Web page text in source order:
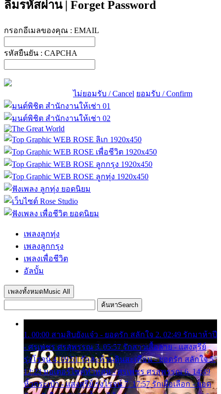
ลืมรหัสผ่าน | Forget Password
กรอกอีเมลของคุณ : EMAIL
รหัสยืนยัน : CAPCHA
ไม่ยอมรับ / Cancel ยอมรับ / Confirm
เพลงลูกทุ่ง
เพลงลูกกรุง
เพลงเพื่อชีวิต
อัลบั้ม
เพลงทั้งหมด Music All
ค้นหาSearch
1. 00:00 สามสิบยังแจ๋ว - ยอดรัก สลักใจ 2. 02:49 รักมาห้าปี
- ศรเพชร ศรสุพรรณ 3. 05:57 รักสาวเสื้อลาย - แสงสุรีย์
รุ่งโรจน์ 4. 09:51 รักสะท้านดินสะเทือน - ยอดรัก สลักใจ 5.
12:23 มอเตอร์ไซค์ทำหล่น - ศรเพชร ศรสุพรรณ 6. 14:49
หิ้วกระเป๋า - แสงสุรีย์ รุ่งโรจน์ 7. 17:57 รักเผื่อเลือก - ยอด